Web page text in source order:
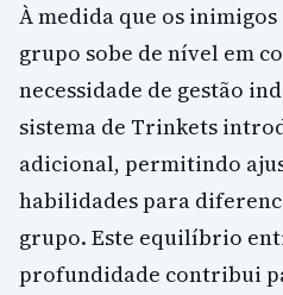
À medida que os
grupo sobe de nível em
necessidade de gestão
sistema de Trinkets
adicional, permitindo
habilidades para
grupo. Este equilíbrio
profundidade contribui